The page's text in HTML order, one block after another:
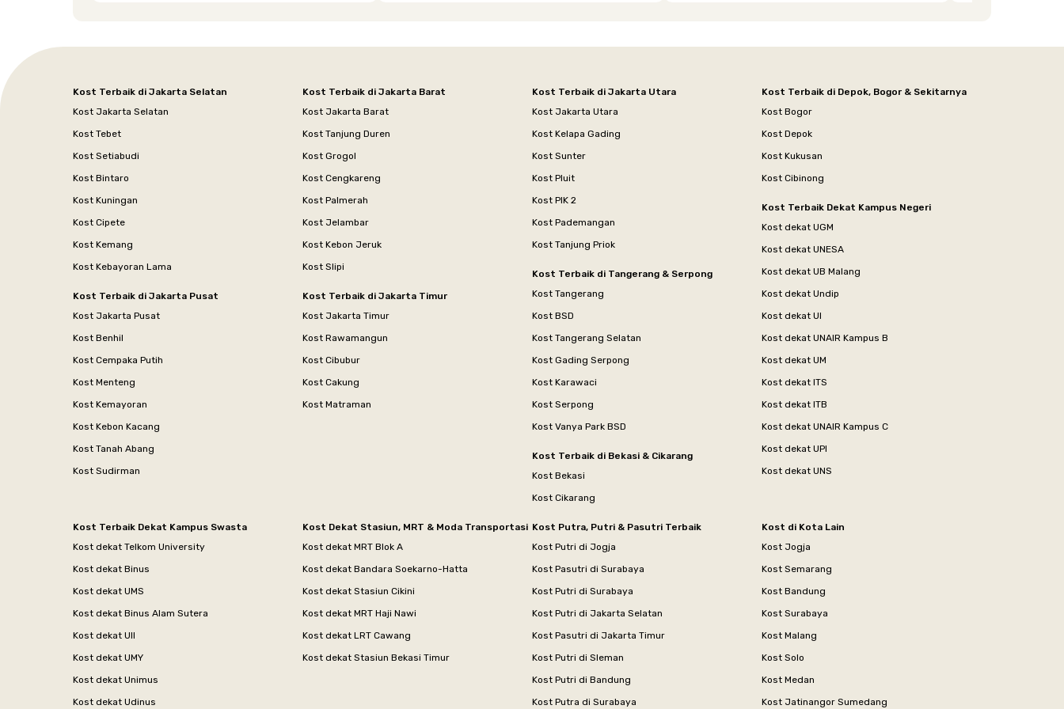
Kost Terbaik di Jakarta Selatan
Kost Jakarta Selatan
Kost Tebet
Kost Setiabudi
Kost Bintaro
Kost Kuningan
Kost Cipete
Kost Kemang
Kost Kebayoran Lama
Kost Terbaik di Jakarta Pusat
Kost Jakarta Pusat
Kost Benhil
Kost Cempaka Putih
Kost Menteng
Kost Kemayoran
Kost Kebon Kacang
Kost Tanah Abang
Kost Sudirman
Kost Terbaik di Jakarta Barat
Kost Jakarta Barat
Kost Tanjung Duren
Kost Grogol
Kost Cengkareng
Kost Palmerah
Kost Jelambar
Kost Kebon Jeruk
Kost Slipi
Kost Terbaik di Jakarta Timur
Kost Jakarta Timur
Kost Rawamangun
Kost Cibubur
Kost Cakung
Kost Matraman
Kost Terbaik di Jakarta Utara
Kost Jakarta Utara
Kost Kelapa Gading
Kost Sunter
Kost Pluit
Kost PIK 2
Kost Pademangan
Kost Tanjung Priok
Kost Terbaik di Tangerang & Serpong
Kost Tangerang
Kost BSD
Kost Tangerang Selatan
Kost Gading Serpong
Kost Karawaci
Kost Serpong
Kost Vanya Park BSD
Kost Terbaik di Bekasi & Cikarang
Kost Bekasi
Kost Cikarang
Kost Terbaik di Depok, Bogor & Sekitarnya
Kost Bogor
Kost Depok
Kost Kukusan
Kost Cibinong
Kost Terbaik Dekat Kampus Negeri
Kost dekat UGM
Kost dekat UNESA
Kost dekat UB Malang
Kost dekat Undip
Kost dekat UI
Kost dekat UNAIR Kampus B
Kost dekat UM
Kost dekat ITS
Kost dekat ITB
Kost dekat UNAIR Kampus C
Kost dekat UPI
Kost dekat UNS
Kost Terbaik Dekat Kampus Swasta
Kost dekat Telkom University
Kost dekat Binus
Kost dekat UMS
Kost dekat Binus Alam Sutera
Kost dekat UII
Kost dekat UMY
Kost dekat Unimus
Kost dekat Udinus
Kost Dekat Stasiun, MRT & Moda Transportasi
Kost dekat MRT Blok A
Kost dekat Bandara Soekarno-Hatta
Kost dekat Stasiun Cikini
Kost dekat MRT Haji Nawi
Kost dekat LRT Cawang
Kost dekat Stasiun Bekasi Timur
Kost Putra, Putri & Pasutri Terbaik
Kost Putri di Jogja
Kost Pasutri di Surabaya
Kost Putri di Surabaya
Kost Putri di Jakarta Selatan
Kost Pasutri di Jakarta Timur
Kost Putri di Sleman
Kost Putri di Bandung
Kost Putra di Surabaya
Kost di Kota Lain
Kost Jogja
Kost Semarang
Kost Bandung
Kost Surabaya
Kost Malang
Kost Solo
Kost Medan
Kost Jatinangor Sumedang